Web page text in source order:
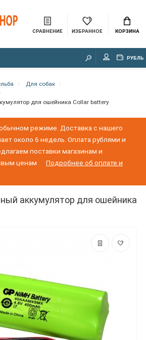
СРАВНЕНИЕ ИЗБРАННОЕ КОРЗИНА
РУБЛЬ
Для собак
для ошейника Collar battery
режиме. Доставка с нашего
около 6 недель. Оплата рублями и
поставки магазинам и
ценам
Подробнее об оплате и
аккумулятор для ошейника